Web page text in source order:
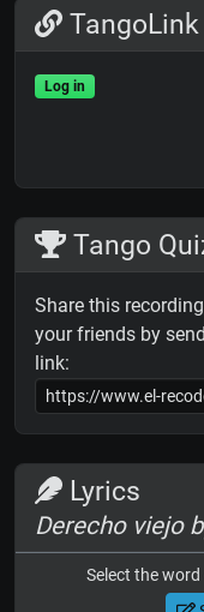
TangoLink
Log in
Tango
Share this
your friends by
link:
Lyrics
Derecho viejo
Select the